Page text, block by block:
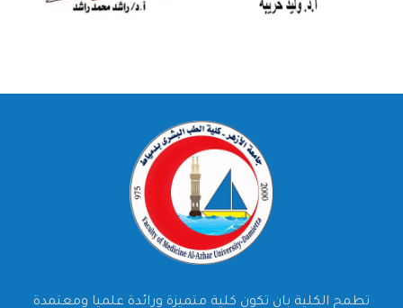
تطمح الكلية بان تكون كلية متميزة ورائدة علميا ومعتمدة